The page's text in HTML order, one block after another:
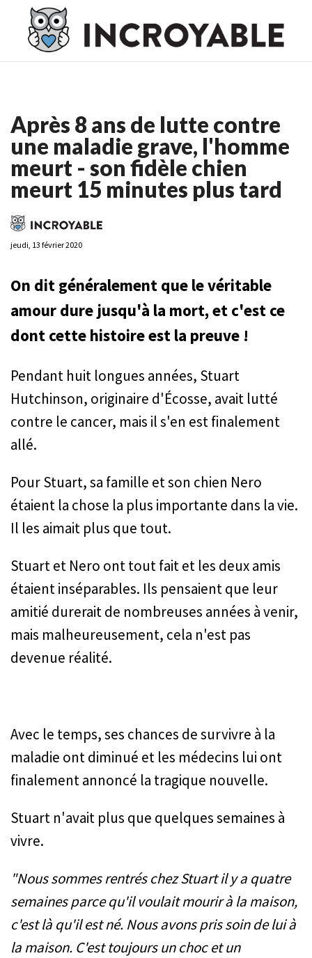
Casino En Ligne France
Casino En Ligne France
Ligne
Après 8 ans de lutte contre
une maladie grave, l'homme
meurt - son fidèle chien
meurt 15 minutes plus tard
jeudi, 13 février 2020
On dit généralement que le véritable
amour dure jusqu'à la mort, et c'est ce
dont cette histoire est la preuve !
Pendant huit longues années, Stuart
Hutchinson, originaire d'Écosse, avait lutté
contre le cancer, mais il s'en est finalement
allé.
Pour Stuart, sa famille et son chien Nero
étaient la chose la plus importante dans la vie.
Il les aimait plus que tout.
Stuart et Nero ont tout fait et les deux amis
étaient inséparables. Ils pensaient que leur
amitié durerait de nombreuses années à venir,
mais malheureusement, cela n'est pas
devenue réalité.
Avec le temps, ses chances de survivre à la
maladie ont diminué et les médecins lui ont
finalement annoncé la tragique nouvelle.
Stuart n'avait plus que quelques semaines à
vivre.
"Nous sommes rentrés chez Stuart il y a quatre
semaines parce qu'il voulait mourir à la maison,
c'est là qu'il est né. Nous avons pris soin de lui à
la maison. C'est toujours un choc et un